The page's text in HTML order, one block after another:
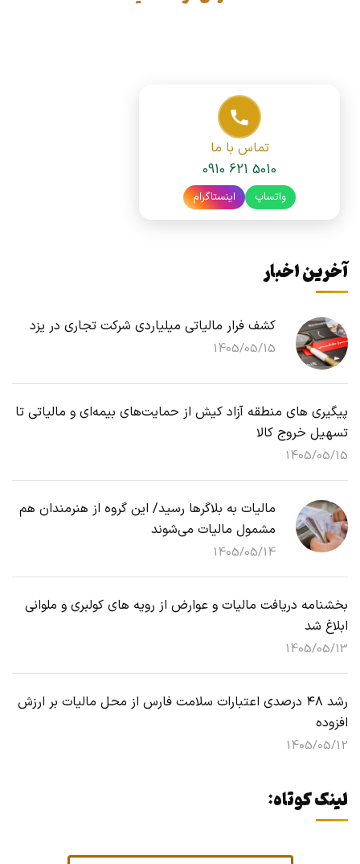
تماس با ما
0910 621 5010
واتساپ اینستاگرام
آخرین اخبار
کشف فرار مالیاتی میلیاردی شرکت تجاری در یزد
1405/05/15
پیگیری های منطقه آزاد کیش از حمایت‌های بیمه‌ای و مالیاتی تا
تسهیل خروج کالا
1405/05/15
مالیات به بلاگرها رسید/ این گروه از هنرمندان هم
مشمول مالیات می‌شوند
1405/05/14
بخشنامه دریافت مالیات و عوارض از رویه های کولبری و ملوانی
ابلاغ شد
1405/05/13
رشد ۴۸ درصدی اعتبارات سلامت فارس از محل مالیات بر ارزش
افزوده
1405/05/12
لینک کوتاه: